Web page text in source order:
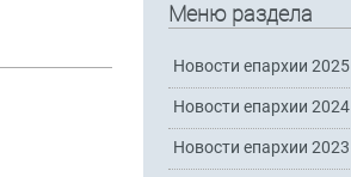
Меню раздела
Новости епархии 2025
Новости епархии 2024
Новости епархии 2023